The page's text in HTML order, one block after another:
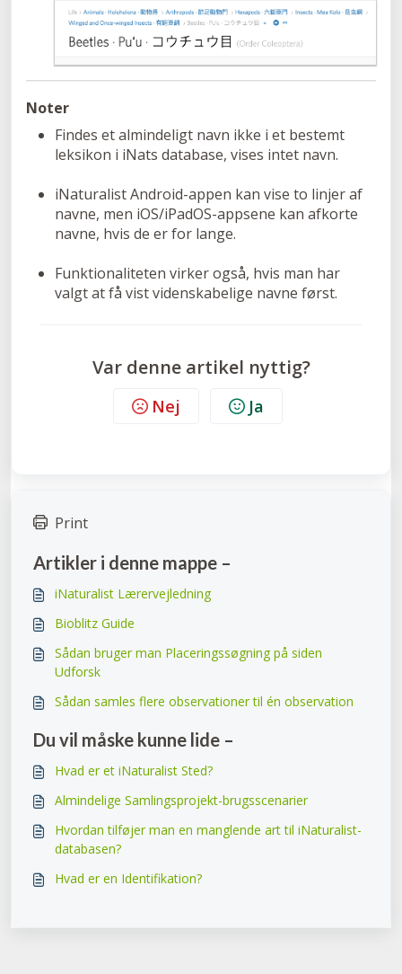
Noter
Findes et almindeligt navn ikke i et bestemt
leksikon i iNats database, vises intet navn.
iNaturalist Android-appen kan vise to linjer af
navne, men iOS/iPadOS-appsene kan afkorte
navne, hvis de er for lange.
Funktionaliteten virker også, hvis man har
valgt at få vist videnskabelige navne først.
Var denne artikel nyttig?
Nej Ja
Print
Artikler i denne mappe –
iNaturalist Lærervejledning
Bioblitz Guide
Sådan bruger man Placeringssøgning på siden
Udforsk
Sådan samles flere observationer til én observation
Du vil måske kunne lide –
Hvad er et iNaturalist Sted?
Almindelige Samlingsprojekt-brugsscenarier
Hvordan tilføjer man en manglende art til iNaturalist-
databasen?
Hvad er en Identifikation?